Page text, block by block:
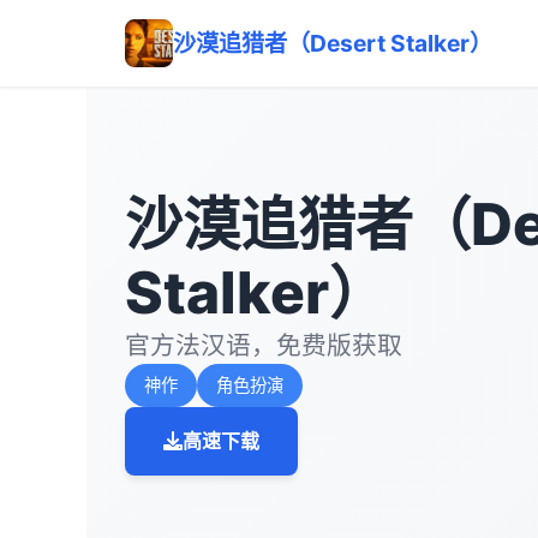
沙漠追猎者（Desert Stalker）
沙漠追猎者（
Stalker）
官方法汉语，免费版获取
神作 角色扮演
高速下载